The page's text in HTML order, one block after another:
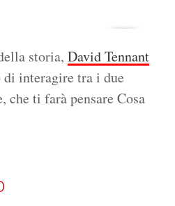
storia, David Tennant
interagire tra i due
che ti farà pensare Cosa